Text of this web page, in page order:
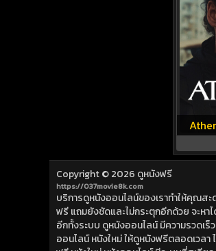
Copyright © 2026 ดูหนังฟรี
https://037movie8k.com
บริการดูหนังออนไลน์ของเราทำให้คุณส
ฟรี แถมยังชัดและไม่กระตุกอีกด้วย จะหา
อีกทั้งระบบ ดูหนังออนไลน์ มีความรวดเ
ออนไลน์ หนังใหม่ ให้ดูหนังฟรีตลอดเวล